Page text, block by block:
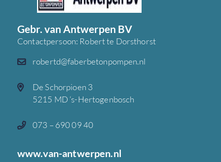
Gebr. van Antwerpen BV
Contactpersoon: Robert te Dorsthorst
robertd@faberbetonpompen.nl
De Schorpioen 3
5215 MD ‘s-Hertogenbosch
073 – 690 09 40
www.van-antwerpen.nl